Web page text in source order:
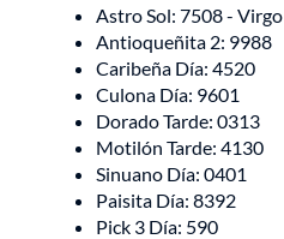
Astro Sol: 7508 - Virgo
Antioqueñita 2: 9988
Caribeña Día: 4520
Culona Día: 9601
Dorado Tarde: 0313
Motilón Tarde: 4130
Sinuano Día: 0401
Paisita Día: 8392
Pick 3 Día: 590